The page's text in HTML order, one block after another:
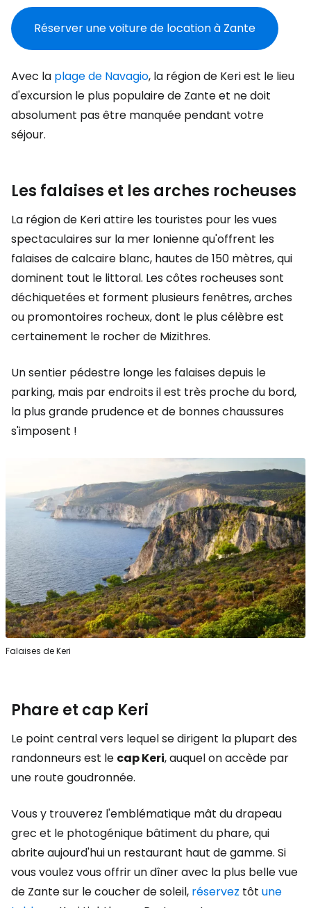
Réserver une voiture de location à Zante
Avec la plage de Navagio, la région de Keri est le lieu
d'excursion le plus populaire de Zante et ne doit
absolument pas être manquée pendant votre
séjour.
Les falaises et les arches rocheuses
La région de Keri attire les touristes pour les vues
spectaculaires sur la mer Ionienne qu'offrent les
falaises de calcaire blanc, hautes de 150 mètres, qui
dominent tout le littoral. Les côtes rocheuses sont
déchiquetées et forment plusieurs fenêtres, arches
ou promontoires rocheux, dont le plus célèbre est
certainement le rocher de Mizithres.
Un sentier pédestre longe les falaises depuis le
parking, mais par endroits il est très proche du bord,
la plus grande prudence et de bonnes chaussures
s'imposent !
Falaises de Keri
Phare et cap Keri
Le point central vers lequel se dirigent la plupart des
randonneurs est le cap Keri, auquel on accède par
une route goudronnée.
Vous y trouverez l'emblématique mât du drapeau
grec et le photogénique bâtiment du phare, qui
abrite aujourd'hui un restaurant haut de gamme. Si
vous voulez vous offrir un dîner avec la plus belle vue
de Zante sur le coucher de soleil, réservez tôt une